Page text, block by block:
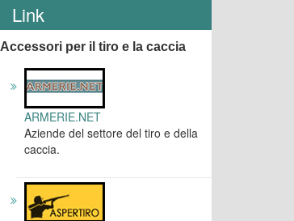
Link
Accessori per il tiro e la caccia
ARMERIE.NET
Aziende del settore del tiro e della
caccia.